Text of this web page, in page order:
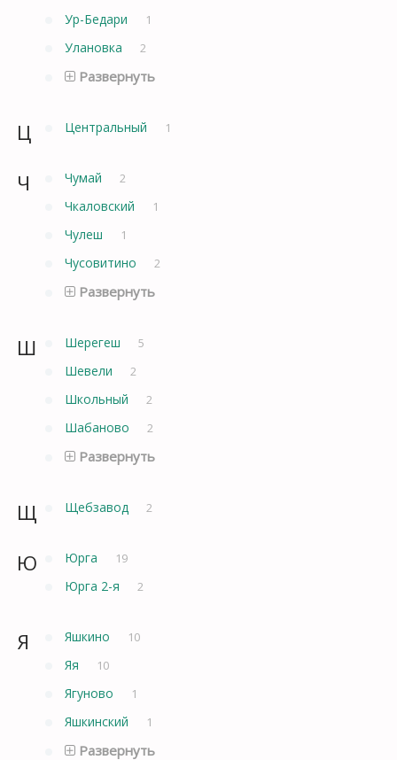
Ур-Бедари 1
Улановка 2
Развернуть
Ц Центральный 1
Ч Чумай 2
Чкаловский 1
Чулеш 1
Чусовитино 2
Развернуть
Ш Шерегеш 5
Шевели 2
Школьный 2
Шабаново 2
Развернуть
Щ Щебзавод 2
Ю Юрга 19
Юрга 2-я 2
Я Яшкино 10
Яя 10
Ягуново 1
Яшкинский 1
Развернуть